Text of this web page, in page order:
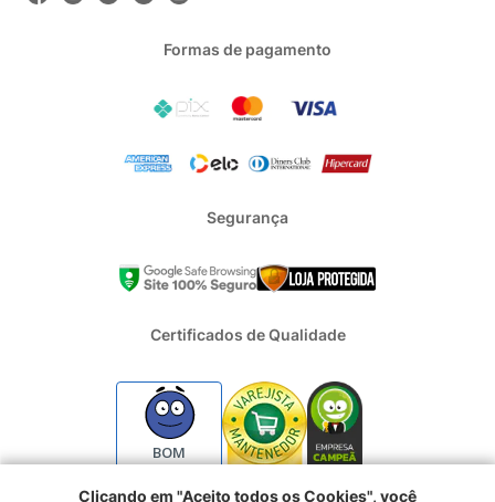
Formas de pagamento
Segurança
Certificados de Qualidade
BOM
Clicando em "Aceito todos os Cookies", você